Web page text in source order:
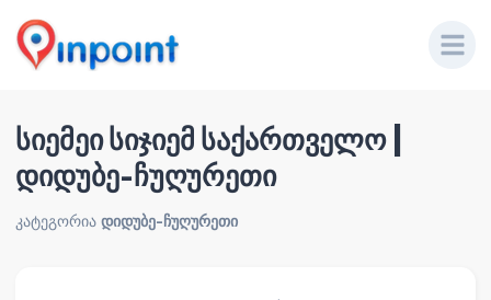
სიემეი სიჯიემ საქართველო |
დიდუბე-ჩუღურეთი
კატეგორია დიდუბე-ჩუღურეთი